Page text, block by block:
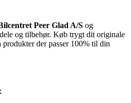
Peer Glad A/S og
og tilbehør. Køb trygt dit originale
der passer 100% til din